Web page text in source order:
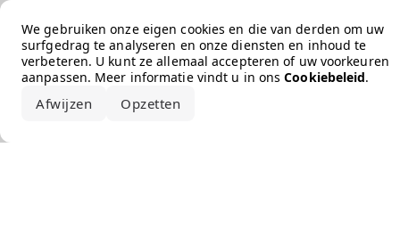
We gebruiken onze eigen cookies en die van derden om uw
surfgedrag te analyseren en onze diensten en inhoud te
verbeteren. U kunt ze allemaal accepteren of uw voorkeuren
aanpassen. Meer informatie vindt u in onsCookiebeleid.
Afwijzen Opzetten
Error loading the brand